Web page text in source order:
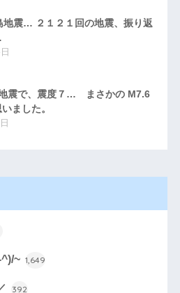
地震… ２１２１回の地震、振り返
震で、震度７… まさかの M7.6
ました。
~ 1,649
392